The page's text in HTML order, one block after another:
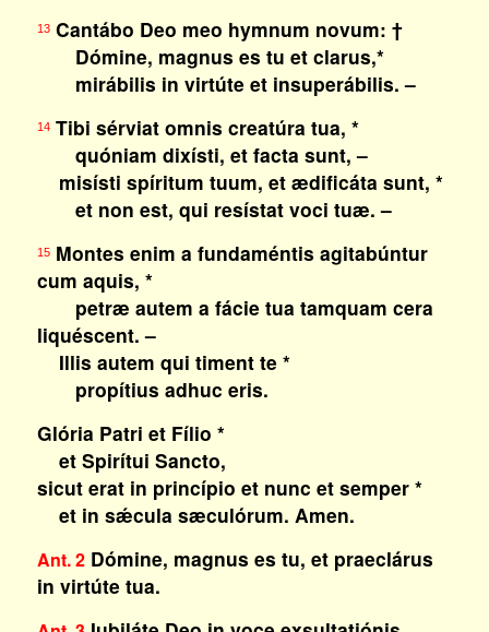
13Cantábo Deo meo hymnum novum: †
Dómine, magnus es tu et clarus,*
mirábilis in virtúte et insuperábilis. –
14Tibi sérviat omnis creatúra tua, *
quóniam dixísti, et facta sunt, –
misísti spíritum tuum, et ædificáta sunt, *
et non est, qui resístat voci tuæ. –
15Montes enim a fundaméntis agitabúntur
cum aquis, *
petræ autem a fácie tua tamquam cera
liquéscent. –
Illis autem qui timent te *
propítius adhuc eris.
Glória Patri et Fílio *
et Spirítui Sancto,
sicut erat in princípio et nunc et semper *
et in sǽcula sæculórum. Amen.
Ant. 2Dómine, magnus es tu, et praeclárus
in virtúte tua.